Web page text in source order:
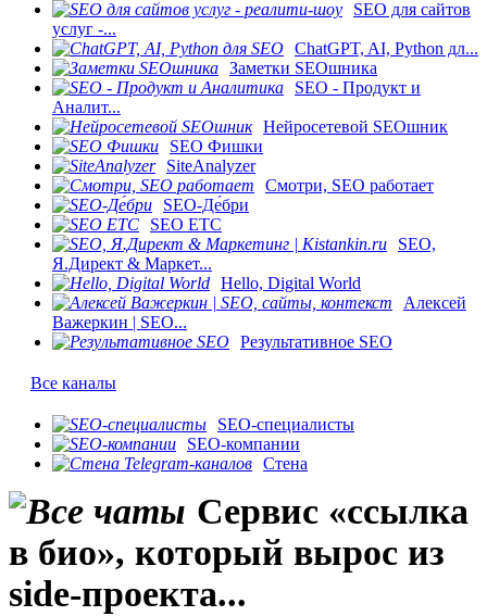
SEO для сайтов
услуг -...
ChatGPT, AI, Python дл...
Заметки SEOшника
SEO - Продукт и
Аналит...
Нейросетевой SEOшник
SEO Фишки
SiteAnalyzer
Смотри, SEO работает
SEO-Де́бри
SEO ETC
SEO,
Я.Директ & Маркет...
Hello, Digital World
Алексей
Важеркин | SEO...
Результативное SEO
Все каналы
SEO-специалисты
SEO-компании
Стена
Сервис «ссылка
в био», который вырос из
side-проекта...